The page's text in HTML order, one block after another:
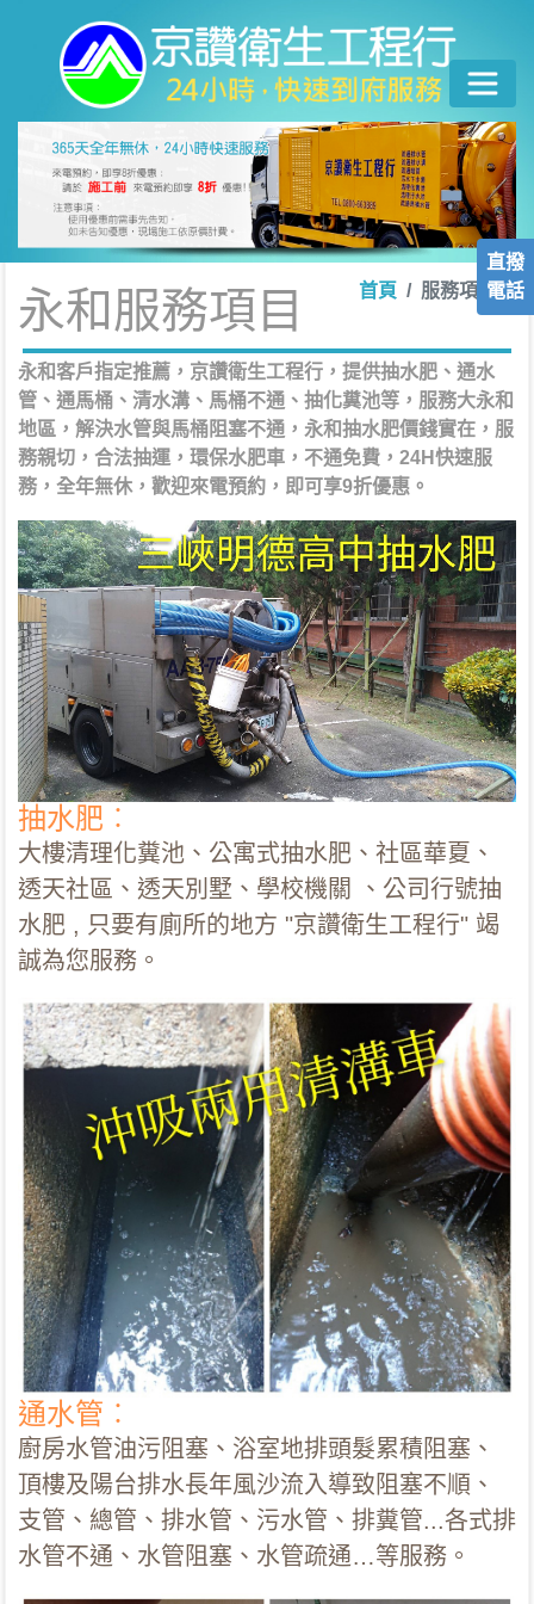
直撥
電話
首頁 服務項目
永和服務項目
永和客戶指定推薦，京讚衛生工程行，提供抽水肥、通水
管、通馬桶、清水溝、馬桶不通、抽化糞池等，服務大永和
地區，解決水管與馬桶阻塞不通，永和抽水肥價錢實在，服
務親切，合法抽運，環保水肥車，不通免費，24H快速服
務，全年無休，歡迎來電預約，即可享9折優惠。
抽水肥︰
大樓清理化糞池、公寓式抽水肥、社區華夏、
透天社區、透天別墅、學校機關 、公司行號抽
水肥 , 只要有廁所的地方 "京讚衛生工程行" 竭
誠為您服務。
通水管︰
廚房水管油污阻塞、浴室地排頭髮累積阻塞、
頂樓及陽台排水長年風沙流入導致阻塞不順、
支管、總管、排水管、污水管、排糞管...各式排
水管不通、水管阻塞、水管疏通…等服務。